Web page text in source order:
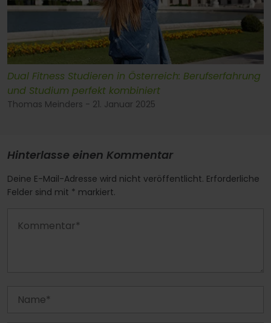
Dual Fitness Studieren in Österreich: Berufserfahrung
und Studium perfekt kombiniert
Thomas Meinders - 21. Januar 2025
Hinterlasse einen Kommentar
Deine E-Mail-Adresse wird nicht veröffentlicht. Erforderliche
Felder sind mit * markiert.